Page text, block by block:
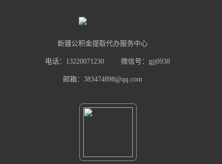
新疆公积金提取代办服务中心
电话：13220071230 微信号：gjj0938
邮箱：383474898@qq.com